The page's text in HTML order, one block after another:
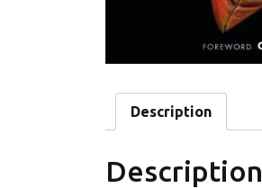
Description
Description